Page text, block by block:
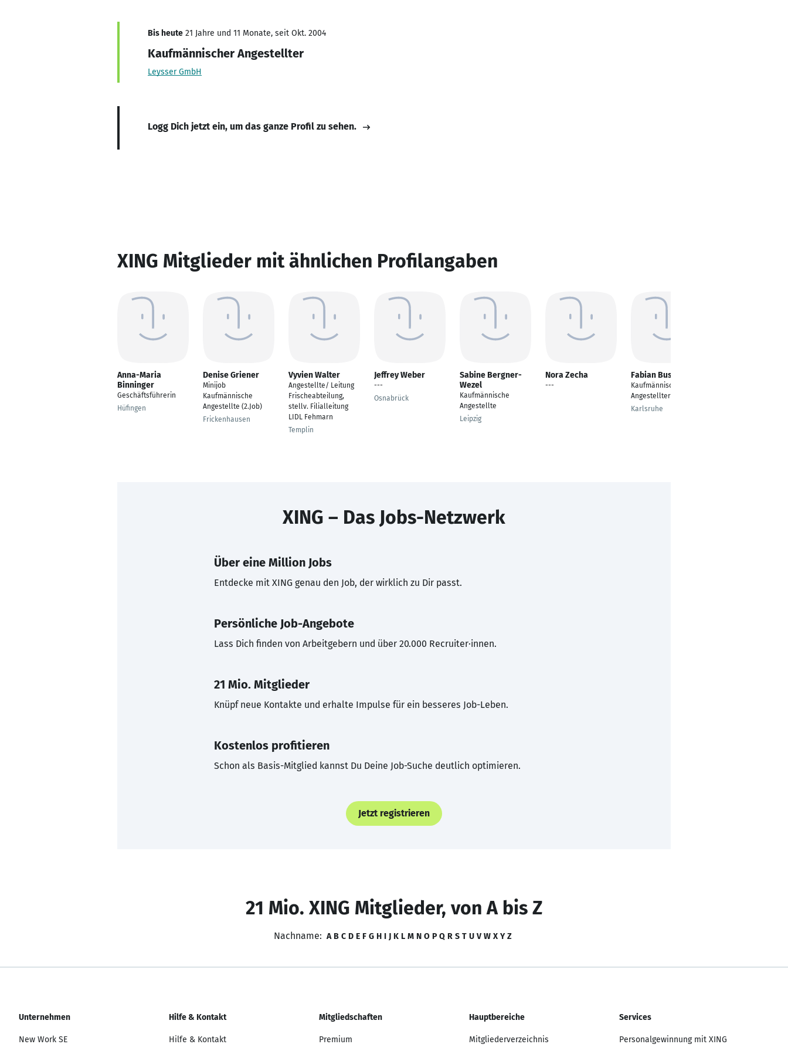
Bis heute 21 Jahre und 11 Monate, seit Okt. 2004
Kaufmännischer Angestellter
Leysser GmbH
Logg Dich jetzt ein, um das ganze Profil zu sehen.
XING Mitglieder mit ähnlichen Profilangaben
Anna-Maria
Binninger
Geschäftsführerin
Hüfingen
Denise Griener
Minijob
Kaufmännische
Angestellte (2.Job)
Frickenhausen
Vyvien Walter
Angestellte/ Leitung
Frischeabteilung,
stellv. Filialleitung
LIDL Fehmarn
Templin
Jeffrey Weber
---
Osnabrück
Sabine Bergner-
Wezel
Kaufmännische
Angestellte
Leipzig
Nora Zecha
---
Fabian Busch
Kaufmännischer
Angestellter
Karlsruhe
XING – Das Jobs-Netzwerk
Über eine Million Jobs
Entdecke mit XING genau den Job, der wirklich zu Dir passt.
Persönliche Job-Angebote
Lass Dich finden von Arbeitgebern und über 20.000 Recruiter·innen.
21 Mio. Mitglieder
Knüpf neue Kontakte und erhalte Impulse für ein besseres Job-Leben.
Kostenlos profitieren
Schon als Basis-Mitglied kannst Du Deine Job-Suche deutlich optimieren.
Jetzt registrieren
21 Mio. XING Mitglieder, von A bis Z
Nachname: A B C D E F G H I J K L M N O P Q R S T U V W X Y Z
Unternehmen
New Work SE
Hilfe & Kontakt
Hilfe & Kontakt
Mitgliedschaften
Premium
Hauptbereiche
Mitgliederverzeichnis
Services
Personalgewinnung mit XING